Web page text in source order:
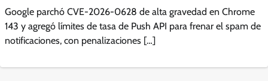
Google parchó CVE-2026-0628 de alta gravedad en Chrome
143 y agregó límites de tasa de Push API para frenar el spam de
notificaciones, con penalizaciones […]